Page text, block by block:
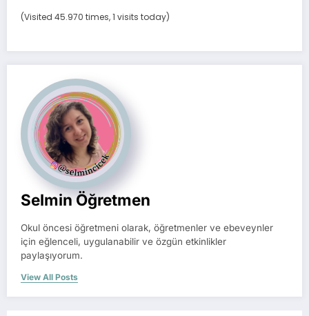
(Visited 45.970 times, 1 visits today)
Selmin Öğretmen
Okul öncesi öğretmeni olarak, öğretmenler ve ebeveynler
için eğlenceli, uygulanabilir ve özgün etkinlikler
paylaşıyorum.
View All Posts